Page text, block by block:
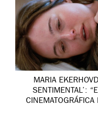
MARIA
SENTIMENTAL’: